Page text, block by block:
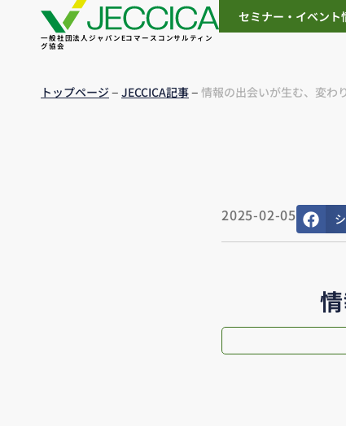
一般社団法人ジャパンEコマースコンサルティン
グ協会
セミナー・イベント
トップページ– JECCICA記事– 情報の出会いが生む、変わ
2025-02-05